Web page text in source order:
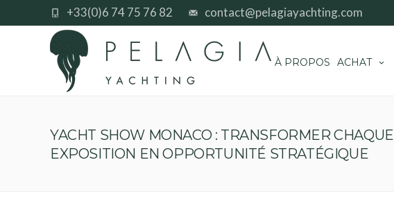
contact@pelagiayachting.com
+33(0)6 74 75 76 82
À PROPOS ACHAT
YACHT SHOW MONACO : TRANSFORMER CHAQUE
EXPOSITION EN OPPORTUNITÉ STRATÉGIQUE